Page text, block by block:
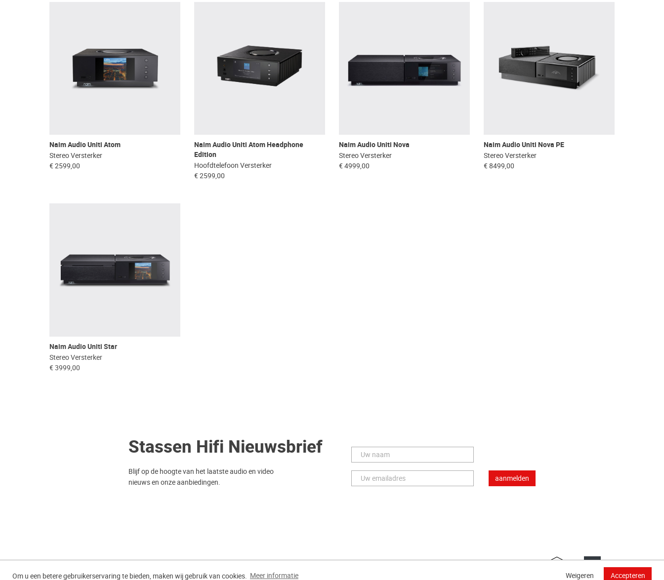
Om u een betere gebruikerservaring te bieden, maken wij gebruik van cookies. Meer informatie Weigeren Accepteren
Naim Audio Uniti Atom
Stereo Versterker
€ 2599,00
Naim Audio Uniti Atom Headphone
Edition
Hoofdtelefoon Versterker
€ 2599,00
Naim Audio Uniti Nova
Stereo Versterker
€ 4999,00
Naim Audio Uniti Nova PE
Stereo Versterker
€ 8499,00
Naim Audio Uniti Star
Stereo Versterker
€ 3999,00
Stassen Hifi Nieuwsbrief
Blijf op de hoogte van het laatste audio en video
nieuws en onze aanbiedingen.
Algemene Voorwaarden Privacy Policy Herroeping van uw bestelling